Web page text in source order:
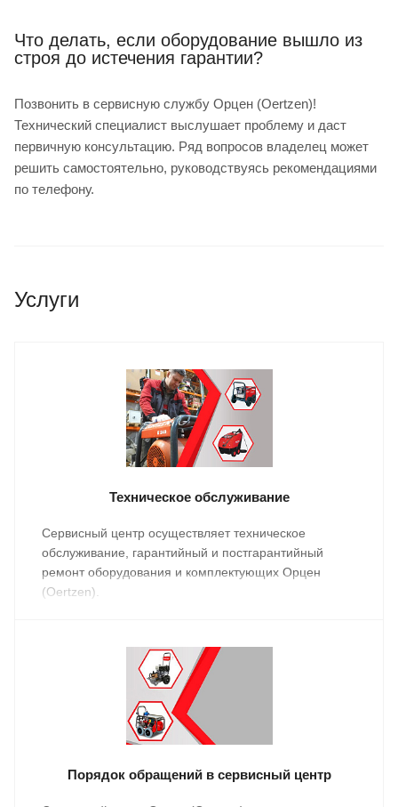
Что делать, если оборудование вышло из
строя до истечения гарантии?
Позвонить в сервисную службу Орцен (Oertzen)!
Технический специалист выслушает проблему и даст
первичную консультацию. Ряд вопросов владелец может
решить самостоятельно, руководствуясь рекомендациями
по телефону.
Услуги
Техническое обслуживание
Сервисный центр осуществляет техническое
обслуживание, гарантийный и постгарантийный
ремонт оборудования и комплектующих Орцен
(Oertzen).
Порядок обращений в сервисный центр